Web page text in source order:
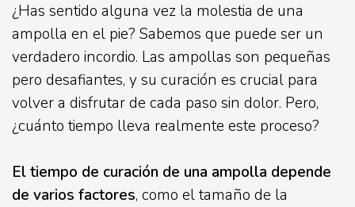
¿Has sentido alguna vez la molestia de una
ampolla en el pie? Sabemos que puede ser un
verdadero incordio. Las ampollas son pequeñas
pero desafiantes, y su curación es crucial para
volver a disfrutar de cada paso sin dolor. Pero,
¿cuánto tiempo lleva realmente este proceso?
El tiempo de curación de una ampolla depende
de varios factores, como el tamaño de la